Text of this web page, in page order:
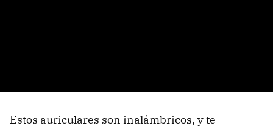
Estos auriculares son inalámbricos, y te